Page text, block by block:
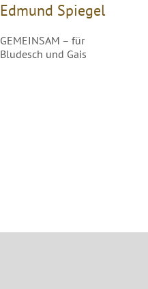
Edmund Spiegel
GEMEINSAM – für
Bludesch und Gais